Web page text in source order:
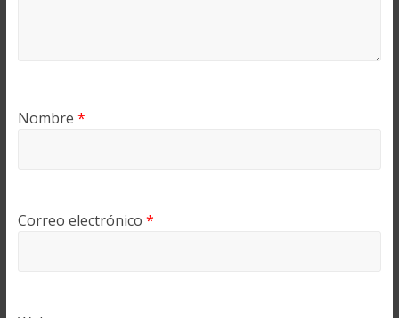
Nombre *
Correo electrónico *